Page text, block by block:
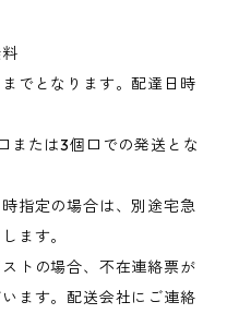
でとなります。配達日時
たは3個口での発送とな
指定の場合は、別途宅急
ます。
トの場合、不在連絡票が
ます。配送会社にご連絡